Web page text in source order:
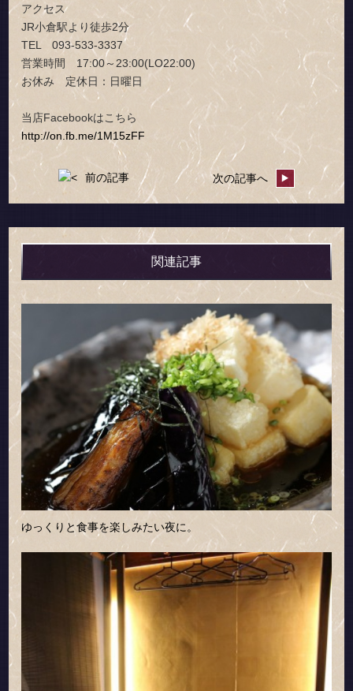
アクセス
JR小倉駅より徒歩2分
TEL 093-533-3337
営業時間 17:00～23:00(LO22:00)
お休み 定休日：日曜日
当店Facebookはこちら
http://on.fb.me/1M15zFF
前の記事 次の記事へ
関連記事
ゆっくりと食事を楽しみたい夜に。